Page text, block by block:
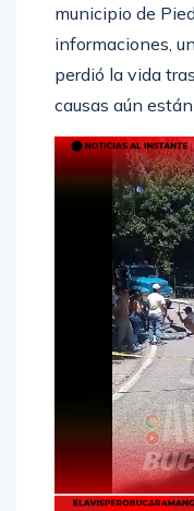
municipio de
informaciones,
perdió la vida
causas aún